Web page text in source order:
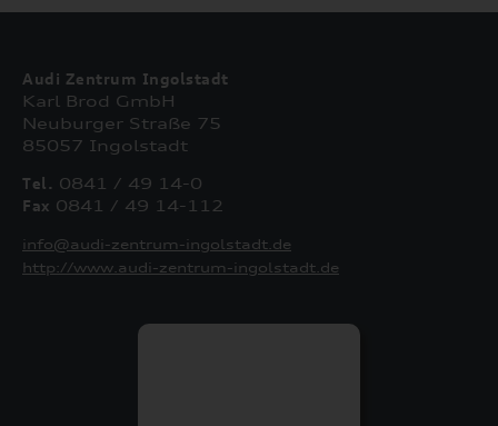
Audi Zentrum Ingolstadt
Karl Brod GmbH
Neuburger Straße 75
85057 Ingolstadt
Tel. 0841 / 49 14-0
Fax 0841 / 49 14-112
info@audi-zentrum-ingolstadt.de
http://www.audi-zentrum-ingolstadt.de